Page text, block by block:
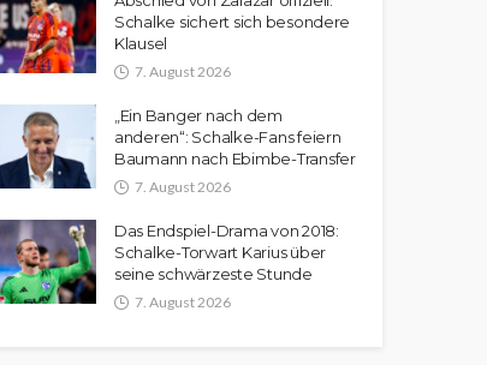
Schalke sichert sich besondere
Klausel
7. August 2026
„Ein Banger nach dem
anderen“: Schalke-Fans feiern
Baumann nach Ebimbe-Transfer
7. August 2026
Das Endspiel-Drama von 2018:
Schalke-Torwart Karius über
seine schwärzeste Stunde
7. August 2026